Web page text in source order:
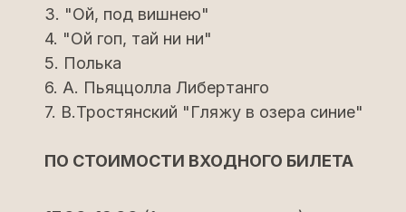
3. "Ой, под вишнею"
4. "Ой гоп, тай ни ни"
5. Полька
6. А. Пьяццолла Либертанго
7. В.Тростянский "Гляжу в озера синие"
ПО СТОИМОСТИ ВХОДНОГО БИЛЕТА